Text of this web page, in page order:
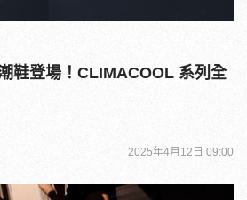
鞋登場！CLIMACOOL 系列全
2025年4月12日 09:00